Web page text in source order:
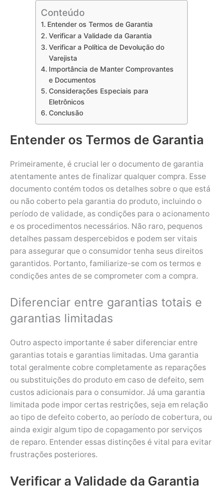
Conteúdo
Entender os Termos de Garantia
Verificar a Validade da Garantia
Verificar a Política de Devolução do
Varejista
Importância de Manter Comprovantes
e Documentos
Considerações Especiais para
Eletrônicos
Conclusão
Entender os Termos de Garantia
Primeiramente, é crucial ler o documento de garantia
atentamente antes de finalizar qualquer compra. Esse
documento contém todos os detalhes sobre o que está
ou não coberto pela garantia do produto, incluindo o
período de validade, as condições para o acionamento
e os procedimentos necessários. Não raro, pequenos
detalhes passam despercebidos e podem ser vitais
para assegurar que o consumidor tenha seus direitos
garantidos. Portanto, familiarize-se com os termos e
condições antes de se comprometer com a compra.
Diferenciar entre garantias totais e
garantias limitadas
Outro aspecto importante é saber diferenciar entre
garantias totais e garantias limitadas. Uma garantia
total geralmente cobre completamente as reparações
ou substituições do produto em caso de defeito, sem
custos adicionais para o consumidor. Já uma garantia
limitada pode impor certas restrições, seja em relação
ao tipo de defeito coberto, ao período de cobertura, ou
ainda exigir algum tipo de copagamento por serviços
de reparo. Entender essas distinções é vital para evitar
frustrações posteriores.
Verificar a Validade da Garantia